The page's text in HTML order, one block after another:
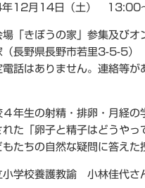
年12月14日（土）
場「きぼうの家」参集及
長野県長野市若里3-5-5）
はありません。連絡等が
４年生の射精・排卵・月経の
「卵子と精子はどうやっ
ちの自然な疑問に答えた
小学校養護教諭 小林佳代さ